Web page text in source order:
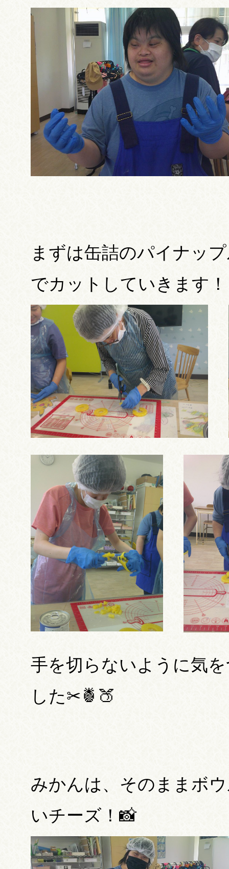
まずは缶詰のパイナッ
でカットしていきます！
手を切らないように気
した✂🍍🍑
みかんは、そのままボ
いチーズ！📸